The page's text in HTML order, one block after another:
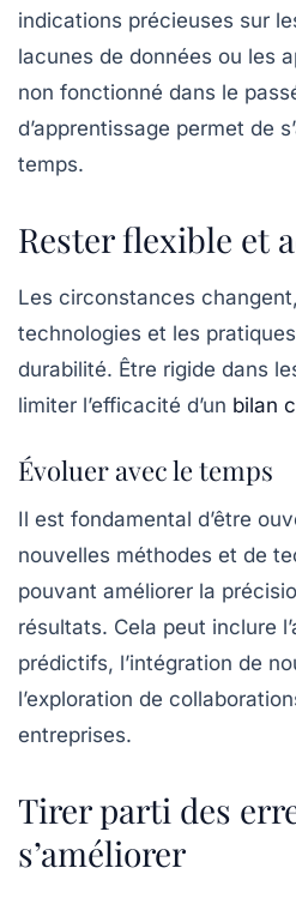
indications précieuses sur
lacunes de données ou les
non fonctionné dans le
d’apprentissage permet de
temps.
Rester flexible et
Les circonstances
technologies et les
durabilité. Être rigide dans
limiter l’efficacité d’un bilan
Évoluer avec le temps
Il est fondamental d’être
nouvelles méthodes et de
pouvant améliorer la
résultats. Cela peut inclure
prédictifs, l’intégration de
l’exploration de
entreprises.
Tirer parti des
s’améliorer